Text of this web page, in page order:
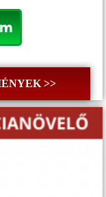
>>